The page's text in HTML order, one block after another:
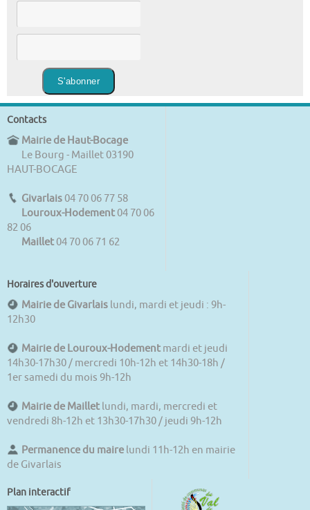
Contacts
Mairie de Haut-Bocage
Le Bourg - Maillet 03190
HAUT-BOCAGE
Givarlais 04 70 06 77 58
Louroux-Hodement 04 70 06
82 06
Maillet 04 70 06 71 62
Horaires d'ouverture
Mairie de Givarlais lundi, mardi et jeudi : 9h-
12h30
Mairie de Louroux-Hodement mardi et jeudi
14h30-17h30 / mercredi 10h-12h et 14h30-18h /
1er samedi du mois 9h-12h
Mairie de Maillet lundi, mardi, mercredi et
vendredi 8h-12h et 13h30-17h30 / jeudi 9h-12h
Permanence du maire lundi 11h-12h en mairie
de Givarlais
Plan interactif